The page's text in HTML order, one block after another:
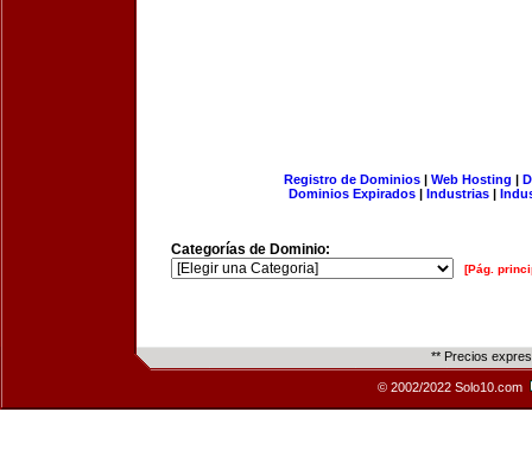
Registro de Dominios| Web Hosting |
Dominios Expirados | Industrias |
Categorías de Dominio:
[Pág.
** Precios
© 2002/2022 Solo10.com